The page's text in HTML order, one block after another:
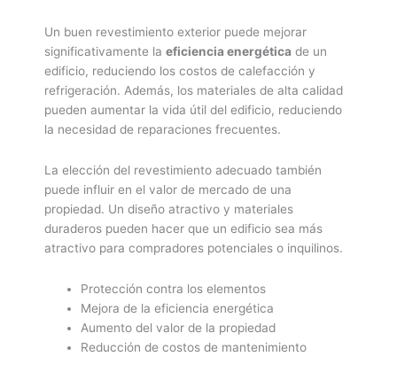
Un buen revestimiento exterior puede mejorar
significativamente la eficiencia energética de un
edificio, reduciendo los costos de calefacción y
refrigeración. Además, los materiales de alta calidad
pueden aumentar la vida útil del edificio, reduciendo
la necesidad de reparaciones frecuentes.
La elección del revestimiento adecuado también
puede influir en el valor de mercado de una
propiedad. Un diseño atractivo y materiales
duraderos pueden hacer que un edificio sea más
atractivo para compradores potenciales o inquilinos.
Protección contra los elementos
Mejora de la eficiencia energética
Aumento del valor de la propiedad
Reducción de costos de mantenimiento